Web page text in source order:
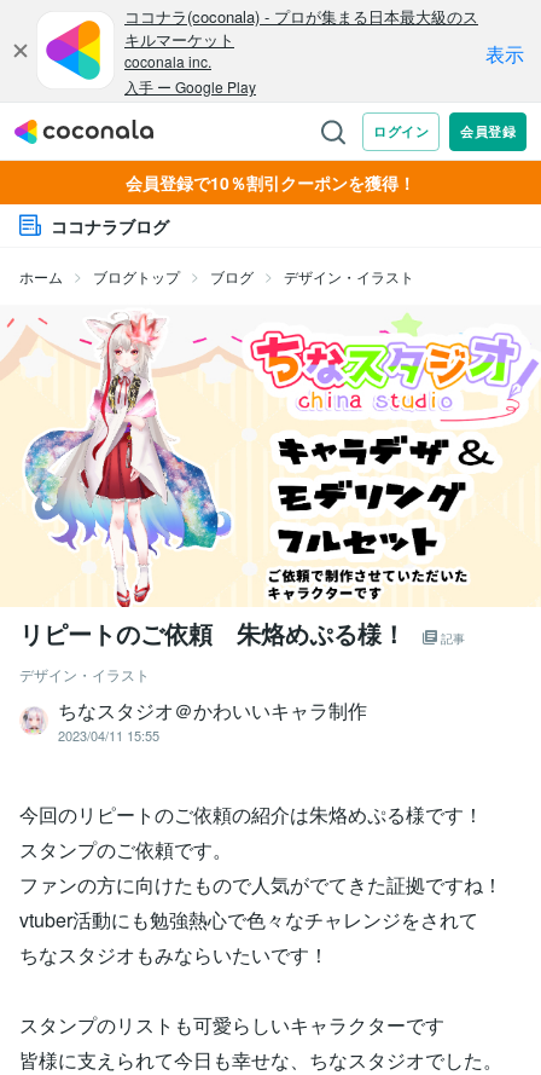
会員登録で10％割引クーポンを獲得！
ココナラブログ
ホーム ブログトップ ブログ デザイン・イラスト
リピートのご依頼 朱烙めぷる様！ 記事
デザイン・イラスト
ちなスタジオ＠かわいいキャラ制作
2023/04/11 15:55
今回のリピートのご依頼の紹介は朱烙めぷる様です！
スタンプのご依頼です。
ファンの方に向けたもので人気がでてきた証拠ですね！
vtuber活動にも勉強熱心で色々なチャレンジをされて
ちなスタジオもみならいたいです！
スタンプのリストも可愛らしいキャラクターです
皆様に支えられて今日も幸せな、ちなスタジオでした。